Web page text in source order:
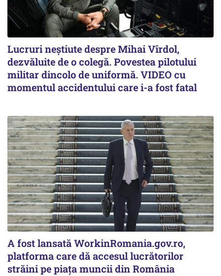
Lucruri neștiute despre Mihai Vîrdol,
dezvăluite de o colegă. Povestea pilotului
militar dincolo de uniformă. VIDEO cu
momentul accidentului care i-a fost fatal
A fost lansată WorkinRomania.gov.ro,
platforma care dă accesul lucrătorilor
străini pe piața muncii din România